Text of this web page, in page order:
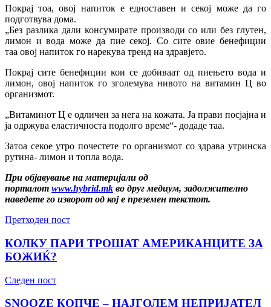
Покрај тоа, овој напиток е едноставен и секој може да го
подготвува дома.
„Без разлика дали консумирате производи со или без глутен,
лимон и вода може да пие секој. Со сите овие бенефиции
таа овој напиток го нарекува тренд на здравјето.
Покрај сите бенефиции кои се добиваат од пиењето вода и
лимон, овој напиток го зголемува нивото на витамин Ц во
организмот.
„Витаминот Ц е одличен за нега на кожата. Ја прави посјајна и
ја одржува еластичноста подолго време“- додаде таа.
Затоа секое утро почестете го организмот со здрава утринска
рутина- лимон и топла вода.
При објавување на материјали од
порталот www.hybrid.mk во друг медиум, задолжително
наведете го изворот од кој е преземен текстот.
Претходен пост
КОЛКУ ПАРИ ТРОШАТ АМЕРИКАНЦИТЕ ЗА
БОЖИЌ?
Следен пост
SNOOZE КОПЧЕ – НАЈГОЛЕМ НЕПРИЈАТЕЛ